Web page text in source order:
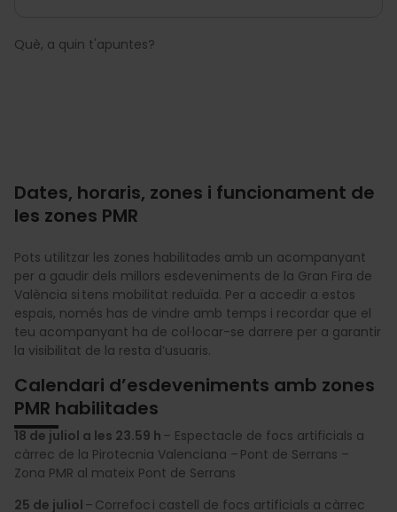
Què, a quin t'apuntes?
Dates, horaris, zones i funcionament de
les zones PMR
Pots utilitzar les zones habilitades amb un acompanyant
per a gaudir dels millors esdeveniments de la Gran Fira de
València si tens mobilitat reduïda. Per a accedir a estos
espais, només has de vindre amb temps i recordar que el
teu acompanyant ha de col·locar-se darrere per a garantir
la visibilitat de la resta d’usuaris.
Calendari d’esdeveniments amb zones
PMR habilitades
18 de juliol a les 23.59 h – Espectacle de focs artificials a
càrrec de la Pirotecnia Valenciana – Pont de Serrans –
Zona PMR al mateix Pont de Serrans
25 de juliol – Correfoc i castell de focs artificials a càrrec